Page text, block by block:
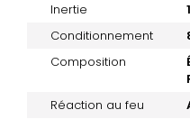
Inertie
Conditionnement
Composition
Réaction au feu